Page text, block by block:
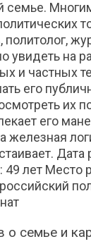
семье.
увидеть на
и частных
его
их
его
железная
49 лет
о семье и